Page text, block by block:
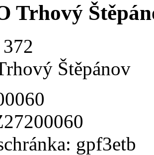
Trhový
Štěpánov
gpf3etb